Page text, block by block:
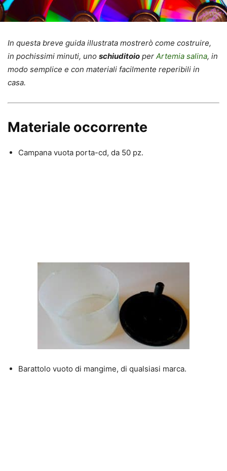
In questa breve guida illustrata mostrerò come costruire,
in pochissimi minuti, uno schiuditoio per Artemia salina, in
modo semplice e con materiali facilmente reperibili in
casa.
Materiale occorrente
Campana vuota porta-cd, da 50 pz.
Barattolo vuoto di mangime, di qualsiasi marca.